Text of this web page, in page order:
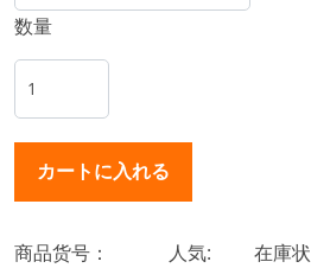
数量
商品货号：
人気:
在庫状